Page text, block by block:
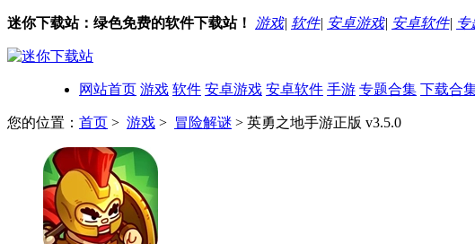
迷你下载站：绿色免费的软件下载站！ 游戏| 软件| 安卓游戏| 安卓软件| 专
网站首页 游戏 软件 安卓游戏 安卓软件 手游 专题合集 下载合
您的位置： 首页 > 游戏 > 冒险解谜 > 英勇之地手游正版 v3.5.0